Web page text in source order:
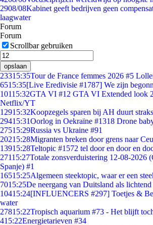
2908/08Kabinet geeft bedrijven geen
laagwater
Forum
Forum
Scrollbar gebruiken
opslaan
23315:35Tour de France femmes 2026 #5
6515:35[Live Eredivisie #1787] We zijn
10115:32GTA VI #12 GTA VI Extended look
Netflix/YT
12915:32Koopzegels sparen bij AH duurt
29415:31Oorlog in Oekraïne #1318 Drone
27515:29Russia vs Ukraine #91
20215:28Migranten breken door grens naar
13915:28Teltopic #1572 tel door en door en
27115:27Totale zonsverduistering 12-08-2026
Spanje) #1
16515:25Algemeen steektopic, waar er een
7015:25De neergang van Duitsland als
10415:24[INFLUENCERS #297] Toetjes &
water
27815:22Tropisch aquarium #73 - Het blijft
415:22Energietarieven #34